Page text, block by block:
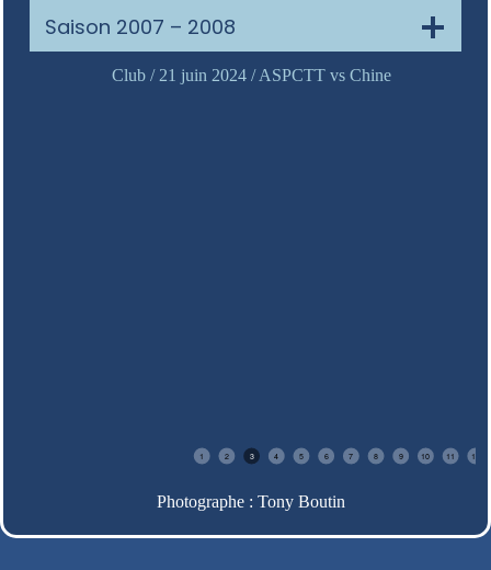
Saison 2007 – 2008
Club / 21 juin 2024 / ASPCTT vs Chine
1 2 3 4 5 6 7 8 9 10 11 12
Photographe : Tony Boutin